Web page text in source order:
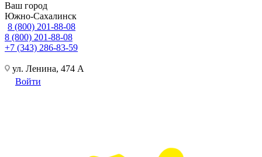
Ваш город
Южно-Сахалинск
8 (800) 201-88-08
8 (800) 201-88-08
+7 (343) 286-83-59
ул. Ленина, 474 А
Войти